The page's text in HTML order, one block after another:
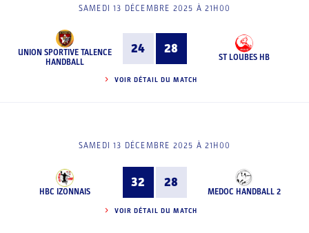
SAMEDI 13 DÉCEMBRE 2025 À 21H00
UNION SPORTIVE TALENCE
HANDBALL
24 28
ST LOUBES HB
VOIR DÉTAIL DU MATCH
SAMEDI 13 DÉCEMBRE 2025 À 21H00
HBC IZONNAIS
32 28
MEDOC HANDBALL 2
VOIR DÉTAIL DU MATCH